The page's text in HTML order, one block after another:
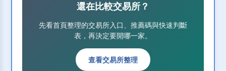
還在比較交易所？
先看首頁整理的交易所入口、推薦碼與快速判斷
表，再決定要開哪一家。
查看交易所整理